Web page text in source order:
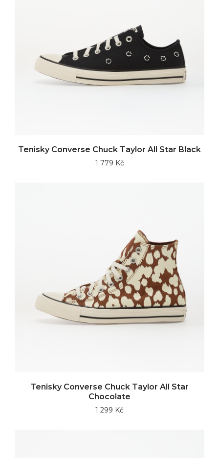
Tenisky Converse Chuck Taylor All Star Black
1 779 Kč
Tenisky Converse Chuck Taylor All Star
Chocolate
1 299 Kč